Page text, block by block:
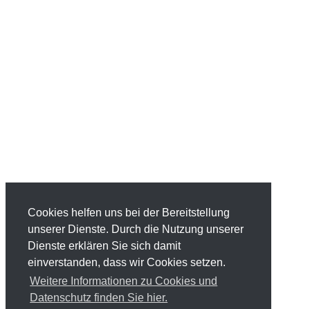
Cookies helfen uns bei der Bereitstellung
unserer Dienste. Durch die Nutzung unserer
Dienste erklären Sie sich damit
einverstanden, dass wir Cookies setzen.
Weitere Informationen zu Cookies und
Datenschutz finden Sie hier.